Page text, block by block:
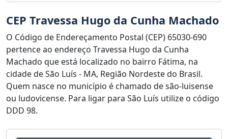
CEP Travessa Hugo da Cunha Machado
O Código de Endereçamento Postal (CEP) 65030-690
pertence ao endereço Travessa Hugo da Cunha
Machado que está localizado no bairro Fátima, na
cidade de São Luís - MA, Região Nordeste do Brasil.
Quem nasce no município é chamado de são-luisense
ou ludovicense. Para ligar para São Luís utilize o código
DDD 98.